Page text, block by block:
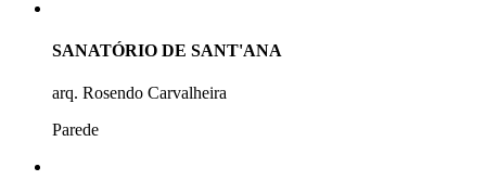
SANATÓRIO DE SANT'ANA
arq. Rosendo Carvalheira
Parede